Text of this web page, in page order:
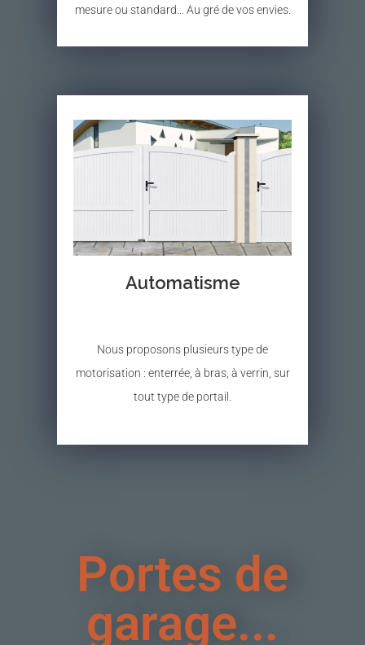
mesure ou standard… Au gré de vos envies.
Automatisme
Nous proposons plusieurs type de
motorisation : enterrée, à bras, à verrin, sur
tout type de portail.
Portes de
garage...